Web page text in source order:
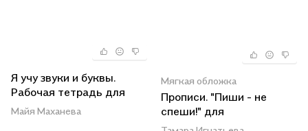
Я учу звуки и буквы.
Рабочая тетрадь для
детей 5–7 лет. ФГОС ДО.
Майя Маханева
Мягкая обложка
Прописи. "Пиши - не
спеши!" для
дошкольников. Тетрадь